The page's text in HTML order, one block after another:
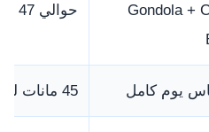
Gondola +
حوالي 47 مانات للبالغ.
يوم كامل 45 مانات للبالغ، دون معدات أو دروس.